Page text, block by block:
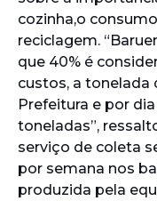
cozinha,o
reciclagem.
que 40% é
custos, a tonelada
Prefeitura e por
toneladas”,
serviço de coleta
por semana nos
produzida pela